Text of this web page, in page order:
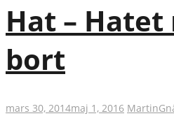
Hat – Hatet
bort
mars 30, 2014maj 1, 2016 Martin